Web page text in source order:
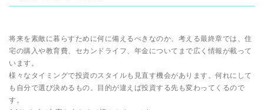
将来を素敵に暮らすために何に備えるべきなのか、考える最終章では、住
宅の購入や教育費、セカンドライフ、年金についてまで広く情報が載って
います。
様々なタイミングで投資のスタイルも見直す機会があります。何れにして
も自分で選び決めるもの。目的が違えば投資する先も変わってくるので
す。